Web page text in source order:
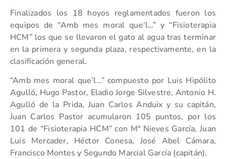
Finalizados los 18 hoyos reglamentados fueron los
equipos de “Amb mes moral que’l…” y “Fisioterapia
HCM” los que se llevaron el gato al agua tras terminar
en la primera y segunda plaza, respectivamente, en la
clasificación general.
“Amb mes moral que’l…” compuesto por Luis Hipólito
Agulló, Hugo Pastor, Eladio Jorge Silvestre, Antonio H.
Agulló de la Prida, Juan Carlos Anduix y su capitán,
Juan Carlos Pastor acumularon 105 puntos, por los
101 de “Fisioterapia HCM” con Mª Nieves García, Juan
Luis Mercader, Héctor Conesa, José Abel Cámara,
Francisco Montes y Segundo Marcial García (capitán).